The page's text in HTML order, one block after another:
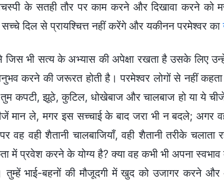
के सतही तौर पर काम करने और दिखावा करने
सच्चे दिल से प्रायश्चित्त नहीं करेंगे और यकीनन परमेश्वर का
जिस भी सत्य के अभ्यास की अपेक्षा रखता है उसके लिए
करने की जरूरत होती है। परमेश्वर लोगों से नहीं कहता
तुम कपटी, झूठे, कुटिल, धोखेबाज और चालबाज हो या ये
मान ले, मगर इस सच्चाई के बाद जरा भी न बदले; अगर
वह वही शैतानी चालबाजियाँ, वही शैतानी तरीके
में प्रवेश करने के योग्य है? क्या वह कभी भी अपना
तुम्हें भाई-बहनों की मौजूदगी में खुद को उजागर करने